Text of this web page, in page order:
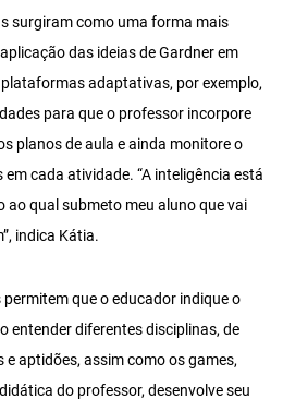
surgiram como uma forma mais
das ideias de Gardner em
adaptativas, por exemplo,
para que o professor incorpore
planos de aula e ainda monitore o
cada atividade. “A inteligência está
ao qual submeto meu aluno que vai
indica Kátia.
que o educador indique o
entender diferentes disciplinas, de
aptidões, assim como os games,
do professor, desenvolve seu